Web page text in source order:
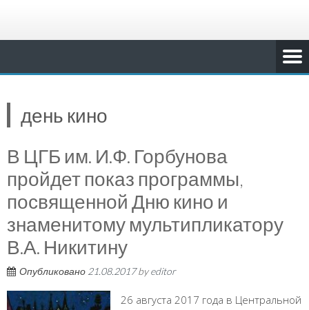
день кино
В ЦГБ им. И.Ф. Горбунова
пройдет показ программы,
посвященной Дню кино и
знаменитому мультипликатору
В.А. Никитину
Опубликовано 21.08.2017byeditor
26 августа 2017 года в Центральной